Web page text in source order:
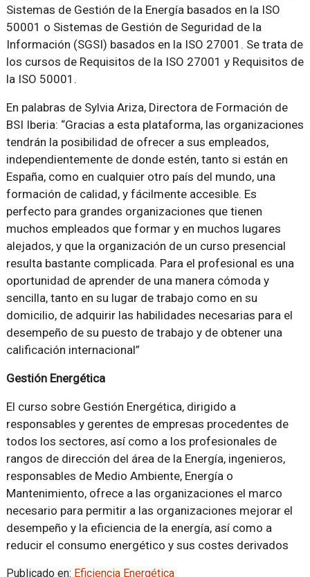
Sistemas de Gestión de la Energía basados en la ISO
50001 o Sistemas de Gestión de Seguridad de la
Información (SGSI) basados en la ISO 27001. Se trata de
los cursos de Requisitos de la ISO 27001 y Requisitos de
la ISO 50001.
En palabras de Sylvia Ariza, Directora de Formación de
BSI Iberia: “Gracias a esta plataforma, las organizaciones
tendrán la posibilidad de ofrecer a sus empleados,
independientemente de donde estén, tanto si están en
España, como en cualquier otro país del mundo, una
formación de calidad, y fácilmente accesible. Es
perfecto para grandes organizaciones que tienen
muchos empleados que formar y en muchos lugares
alejados, y que la organización de un curso presencial
resulta bastante complicada. Para el profesional es una
oportunidad de aprender de una manera cómoda y
sencilla, tanto en su lugar de trabajo como en su
domicilio, de adquirir las habilidades necesarias para el
desempeño de su puesto de trabajo y de obtener una
calificación internacional”
Gestión Energética
El curso sobre Gestión Energética, dirigido a
responsables y gerentes de empresas procedentes de
todos los sectores, así como a los profesionales de
rangos de dirección del área de la Energía, ingenieros,
responsables de Medio Ambiente, Energía o
Mantenimiento, ofrece a las organizaciones el marco
necesario para permitir a las organizaciones mejorar el
desempeño y la eficiencia de la energía, así como a
reducir el consumo energético y sus costes derivados
Publicado en: Eficiencia Energética